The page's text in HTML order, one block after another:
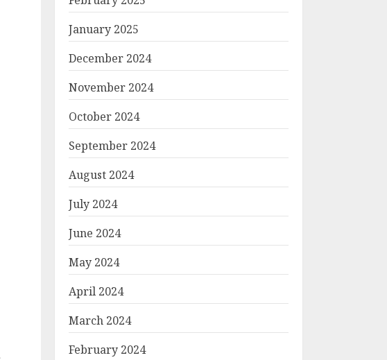
January 2025
December 2024
November 2024
October 2024
September 2024
August 2024
July 2024
June 2024
May 2024
April 2024
March 2024
February 2024